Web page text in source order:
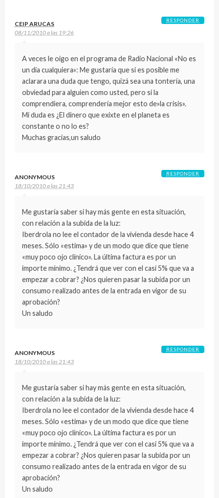
CEIP ARUCAS
08/11/2010 a las 19:26
A veces le oigo en el programa de Radio Nacional «No es
un día cualquiera»: Me gustaría que si es posible me
aclarara una duda que tengo, quizá sea una tontería, una
obviedad para alguien como usted, pero si la
comprendiera, comprendería mejor esto de»la crisis».
Mi duda es ¿El dinero que exixte en el planeta es
constante o no lo es?
Muchas gracias,un saludo
RESPONDER
ANONYMOUS
18/10/2010 a las 21:43
Me gustaría saber si hay más gente en esta situación,
con relación a la subida de la luz:
Iberdrola no lee el contador de la vivienda desde hace 4
meses. Sólo «estima» y de un modo que dice que tiene
«muy poco ojo clínico». La última factura es por un
importe mínimo. ¿Tendrá que ver con el casi 5% que va a
empezar a cobrar? ¿Nos quieren pasar la subida por un
consumo realizado antes de la entrada en vigor de su
aprobación?
Un saludo
RESPONDER
ANONYMOUS
18/10/2010 a las 21:43
Me gustaría saber si hay más gente en esta situación,
con relación a la subida de la luz:
Iberdrola no lee el contador de la vivienda desde hace 4
meses. Sólo «estima» y de un modo que dice que tiene
«muy poco ojo clínico». La última factura es por un
importe mínimo. ¿Tendrá que ver con el casi 5% que va a
empezar a cobrar? ¿Nos quieren pasar la subida por un
consumo realizado antes de la entrada en vigor de su
aprobación?
Un saludo
RESPONDER